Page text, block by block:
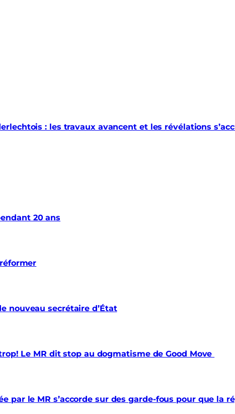
: les travaux avancent et les révélations
20 ans
nouveau secrétaire d’État
Le MR dit stop au dogmatisme de Good Move
par le MR s’accorde sur des garde-fous pour que la